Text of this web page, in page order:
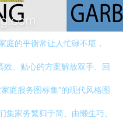
庭的平衡常让人忙碌不堪，
效、贴心的方案解放双手、回
庭服务图标集”的现代风格图
家务繁归于简、由懒生巧、